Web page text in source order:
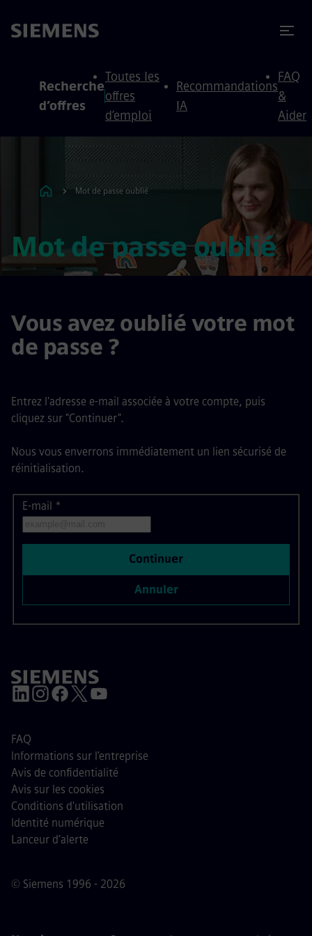
Recherche
d’offres
Toutes les
offres
d’emploi
Recommandations
IA
FAQ
&
Aider
Mot de passe oublié
Mot de passe oublié
Vous avez oublié votre mot
de passe ?
Entrez l'adresse e-mail associée à votre compte, puis
cliquez sur "Continuer".
Nous vous enverrons immédiatement un lien sécurisé de
réinitialisation.
Réinitialiser le mot de passe par e-mail
E-mail *
Annuler
Continuer
© Siemens 1996 - 2026
FAQ
Informations sur l’entreprise
Avis de confidentialité
Avis sur les cookies
Conditions d'utilisation
Identité numérique
Lanceur d’alerte